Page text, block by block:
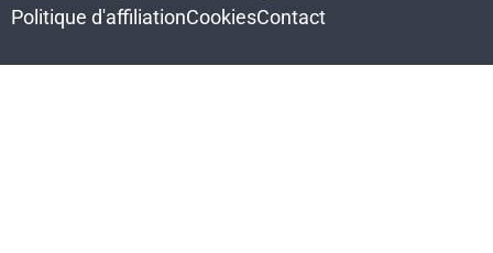
Politique d'affiliationCookiesContact